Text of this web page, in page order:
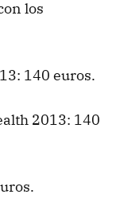
los
140 euros.
2013: 140